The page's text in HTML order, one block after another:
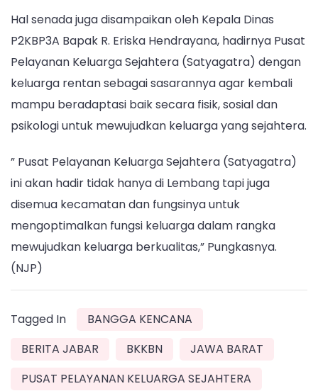
Hal senada juga disampaikan oleh Kepala Dinas
P2KBP3A Bapak R. Eriska Hendrayana, hadirnya Pusat
Pelayanan Keluarga Sejahtera (Satyagatra) dengan
keluarga rentan sebagai sasarannya agar kembali
mampu beradaptasi baik secara fisik, sosial dan
psikologi untuk mewujudkan keluarga yang sejahtera.
” Pusat Pelayanan Keluarga Sejahtera (Satyagatra)
ini akan hadir tidak hanya di Lembang tapi juga
disemua kecamatan dan fungsinya untuk
mengoptimalkan fungsi keluarga dalam rangka
mewujudkan keluarga berkualitas,” Pungkasnya.
(NJP)
Tagged In
BANGGA KENCANA
BERITA JABAR
BKKBN
JAWA BARAT
PUSAT PELAYANAN KELUARGA SEJAHTERA